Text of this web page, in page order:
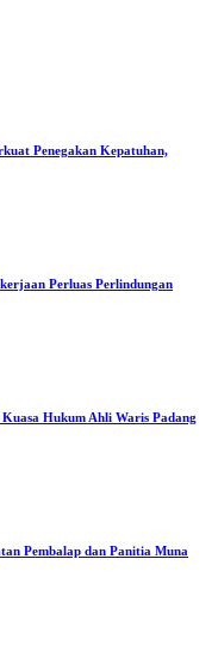
Penegakan Kepatuhan,
Perluas Perlindungan
Hukum Ahli Waris Padang
Pembalap dan Panitia Muna